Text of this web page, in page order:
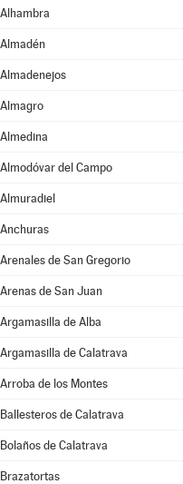
Alhambra
Almadén
Almadenejos
Almagro
Almedina
Almodóvar del Campo
Almuradiel
Anchuras
Arenales de San Gregorio
Arenas de San Juan
Argamasilla de Alba
Argamasilla de Calatrava
Arroba de los Montes
Ballesteros de Calatrava
Bolaños de Calatrava
Brazatortas